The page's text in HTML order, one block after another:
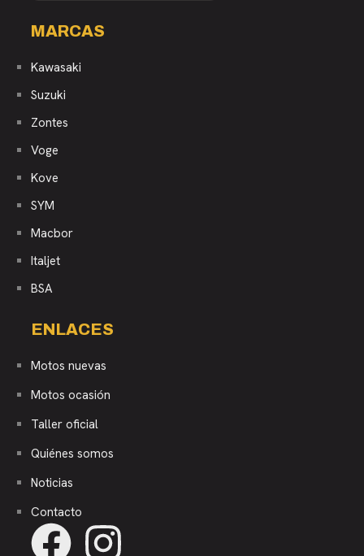
MARCAS
Kawasaki
Suzuki
Zontes
Voge
Kove
SYM
Macbor
Italjet
BSA
ENLACES
Motos nuevas
Motos ocasión
Taller oficial
Quiénes somos
Noticias
Contacto